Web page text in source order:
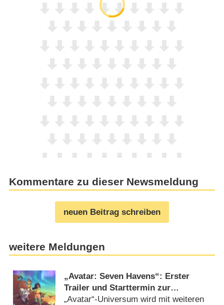
Kommentare zu dieser Newsmeldung
neuen Beitrag schreiben
weitere Meldungen
„Avatar: Seven Havens“: Erster
Trailer und Starttermin zur
Fortsetzung der Anime-Kultserie
„Avatar“-Universum wird mit weiteren